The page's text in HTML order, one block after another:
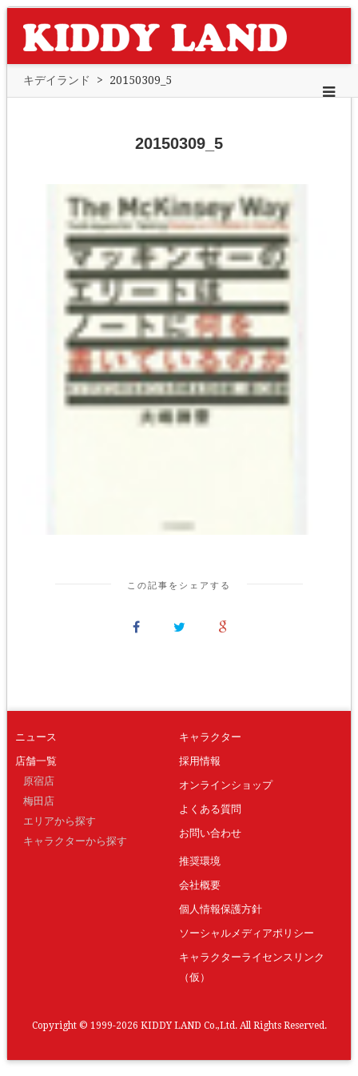
キデイランド > 20150309_5
20150309_5
この記事をシェアする
ニュース
店舗一覧
原宿店
梅田店
エリアから探す
キャラクターから探す
キャラクター
採用情報
オンラインショップ
よくある質問
お問い合わせ
推奨環境
会社概要
個人情報保護方針
ソーシャルメディアポリシー
キャラクターライセンスリンク
（仮）
Copyright © 1999-2026 KIDDY LAND Co.,Ltd. All Rights Reserved.